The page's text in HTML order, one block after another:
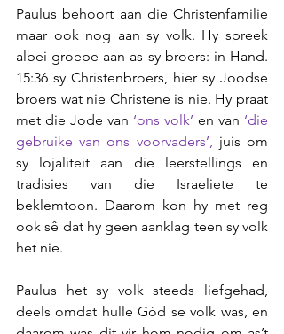
Paulus behoort aan die Christenfamilie
maar ook nog aan sy volk. Hy spreek
albei groepe aan as sy broers: in Hand.
15:36 sy Christenbroers, hier sy Joodse
broers wat nie Christene is nie. Hy praat
met die Jode van ‘ons volk’ en van ‘die
gebruike van ons voorvaders’, juis om
sy lojaliteit aan die leerstellings en
tradisies van die Israeliete te
beklemtoon. Daarom kon hy met reg
ook sê dat hy geen aanklag teen sy volk
het nie.
Paulus het sy volk steeds liefgehad,
deels omdat hulle Gód se volk was, en